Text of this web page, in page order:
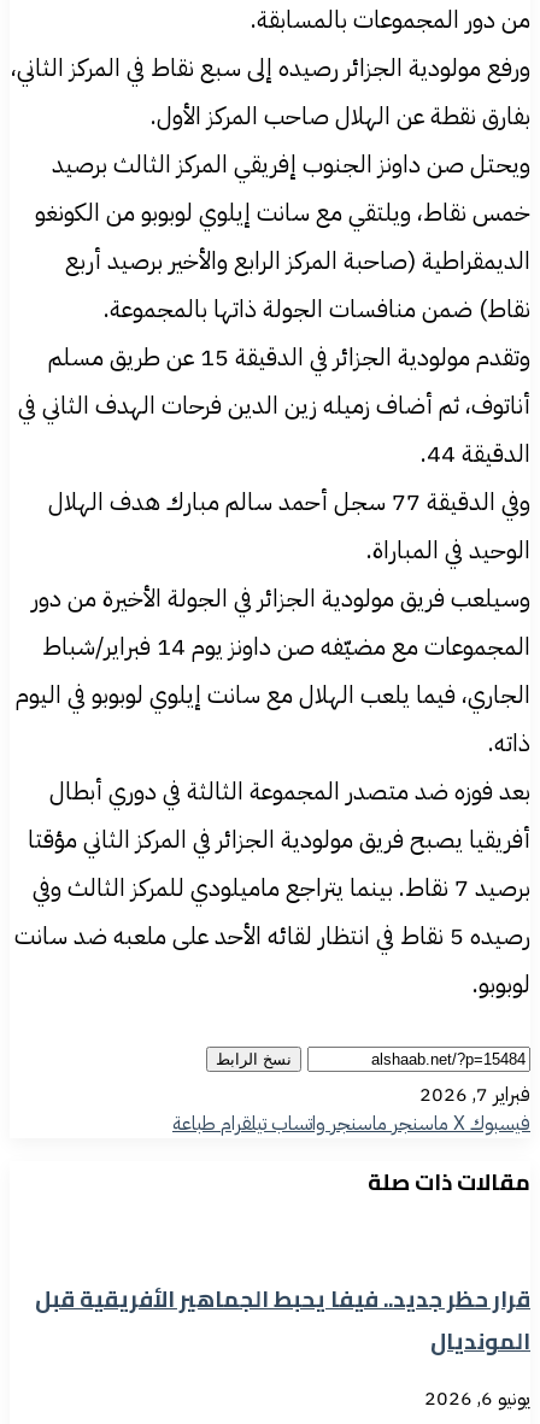
من دور المجموعات بالمسابقة.
ورفع مولودية الجزائر رصيده إلى سبع نقاط في المركز الثاني،
بفارق نقطة عن الهلال صاحب المركز الأول.
ويحتل صن داونز الجنوب إفريقي المركز الثالث برصيد
خمس نقاط، ويلتقي مع سانت إيلوي لوبوبو من الكونغو
الديمقراطية (صاحبة المركز الرابع والأخير برصيد أربع
نقاط) ضمن منافسات الجولة ذاتها بالمجموعة.
وتقدم مولودية الجزائر في الدقيقة 15 عن طريق مسلم
أناتوف، ثم أضاف زميله زين الدين فرحات الهدف الثاني في
الدقيقة 44.
وفي الدقيقة 77 سجل أحمد سالم مبارك هدف الهلال
الوحيد في المباراة.
وسيلعب فريق مولودية الجزائر في الجولة الأخيرة من دور
المجموعات مع مضيّفه صن داونز يوم 14 فبراير/شباط
الجاري، فيما يلعب الهلال مع سانت إيلوي لوبوبو في اليوم
ذاته.
بعد فوزه ضد متصدر المجموعة الثالثة في دوري أبطال
أفريقيا يصبح فريق مولودية الجزائر في المركز الثاني مؤقتا
برصيد 7 نقاط. بينما يتراجع ماميلودي للمركز الثالث وفي
رصيده 5 نقاط في انتظار لقائه الأحد على ملعبه ضد سانت
لوبوبو.
نسخ الرابط
فبراير 7, 2026
فيسبوك‫Xماسنجر ماسنجر واتسابتيلقرامطباعة
مقالات ذات صلة
قرار حظر جديد.. فيفا يحبط الجماهير الأفريقية قبل
المونديال
يونيو 6, 2026